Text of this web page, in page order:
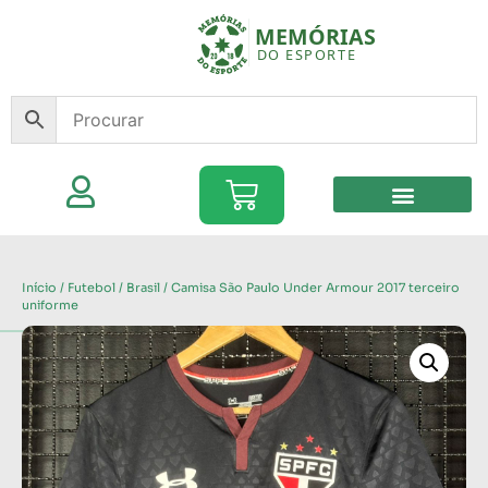
Início / Futebol / Brasil / Camisa São Paulo Under Armour 2017 terceiro
uniforme